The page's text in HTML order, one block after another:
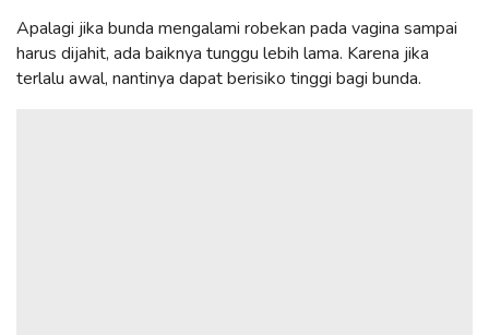
Apalagi jika bunda mengalami robekan pada vagina sampai
harus dijahit, ada baiknya tunggu lebih lama. Karena jika
terlalu awal, nantinya dapat berisiko tinggi bagi bunda.